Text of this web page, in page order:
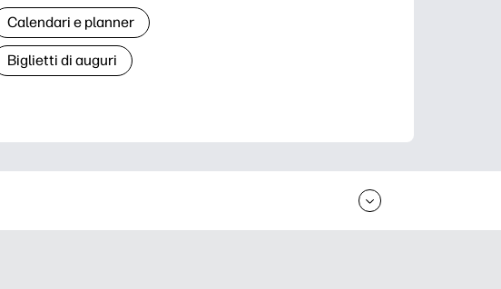
Calendari e planner
Biglietti di auguri